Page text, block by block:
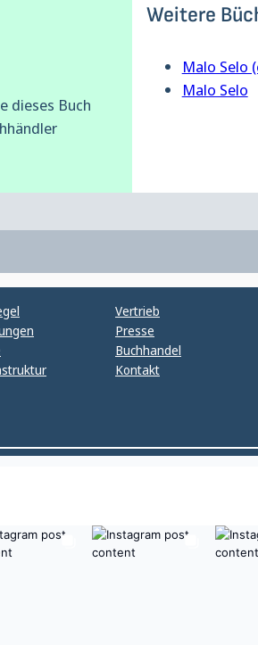
dieses Buch
Weitere
Malo Selo
Malo Selo
Vertrieb
Presse
Buchhandel
Kontakt